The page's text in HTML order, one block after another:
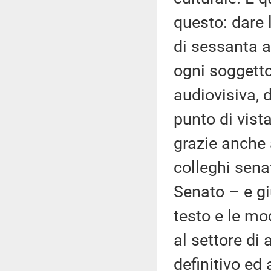
questo: dare
di sessanta
ogni
audiovisiva,
punto di
grazie
colleghi
Senato – e
testo e le
al settore di
definitivo ed